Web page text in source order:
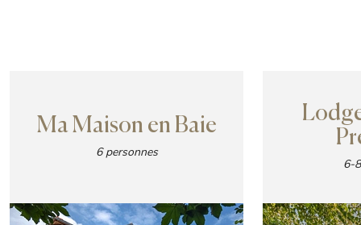
Ma Maison en Baie
6 personnes
6-